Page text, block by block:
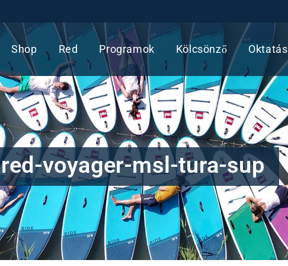
Shop Red Programok Kölcsönző Oktatás
red-voyager-msl-tura-sup